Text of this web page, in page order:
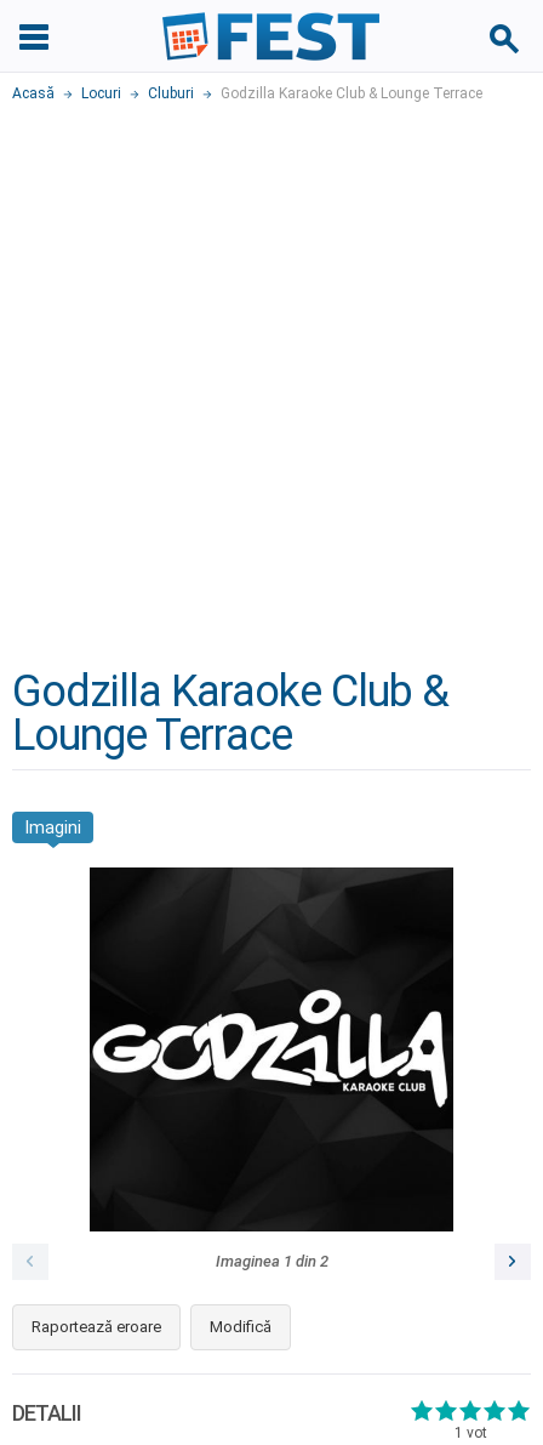
Acasă Locuri Cluburi Godzilla Karaoke Club & Lounge Terrace
Godzilla Karaoke Club &
Lounge Terrace
Imagini
Imaginea 1 din 2
Raportează eroare Modifică
1 vot
DETALII